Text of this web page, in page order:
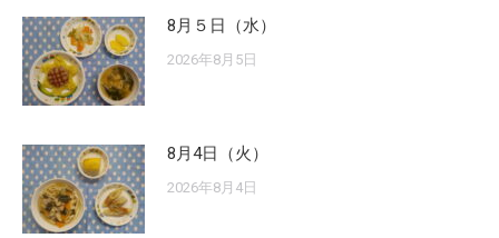
8月５日（水）
2026年8月5日
8月4日（火）
2026年8月4日